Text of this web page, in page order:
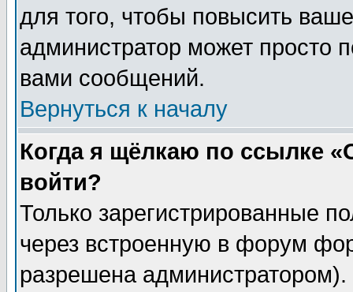
для того, чтобы повысить
администратор может просто
вами сообщений.
Вернуться к началу
Когда я щёлкаю по ссылке
войти?
Только зарегистрированные
через встроенную в форум
разрешена